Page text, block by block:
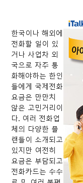
한국이나 해외에
전화할 일이 있
거나 사업차 외
국으로 자주 통
화해야하는 한인
들에게 국제전화
요금은 만만치
않은 고민거리이
다. 여러 전화업
체의 다양한 플
랜들이 소개되고
있지만 여전히
요금은 부담되고
전화카드는 수수